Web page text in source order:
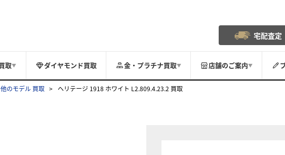
宅配査定
取▼ ダイヤモンド買取 金・プラチナ買取▼ 店舗のご案内▼
のモデル 買取 ヘリテージ 1918 ホワイト L2.809.4.23.2 買取